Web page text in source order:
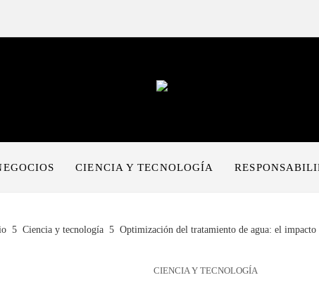
CIENCIA Y TECNOLOGÍA
Ciencia y tecnología Optimización del tratamiento de agua: el impacto
CIENCIA Y TECNOLOGÍA